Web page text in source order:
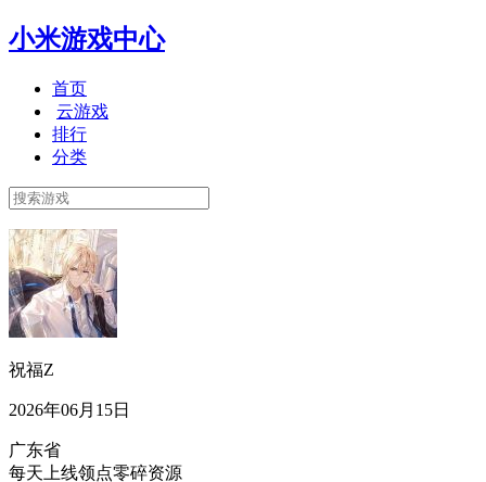
小米游戏中心
首页
云游戏
排行
分类
祝福Z
2026年06月15日
广东省
每天上线领点零碎资源